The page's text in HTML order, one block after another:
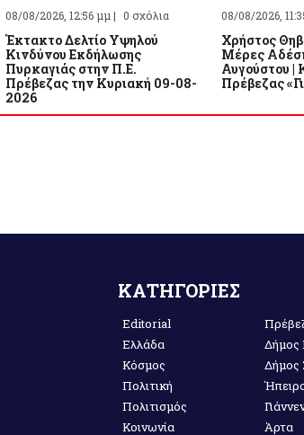
08/08/2026, 12:56 μμ | 0 σχόλια
Έκτακτο Δελτίο Υψηλού
Κινδύνου Εκδήλωσης
Πυρκαγιάς στην Π.Ε.
Πρέβεζας την Κυριακή 09-08-
2026
08/08/2026,
Χρήστος
Μέρες
Αυγούστου |
Πρέβεζας
ΚΑΤΗΓΟΡΙΕΣ
Editorial
Ελλάδα
Κόσμος
Πολιτική
Πολιτισμός
Κοινωνία
Δήμος
Δήμος
Άρτα